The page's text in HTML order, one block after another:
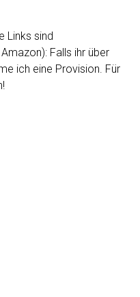
Links sind
Falls ihr über
ich eine Provision. Für